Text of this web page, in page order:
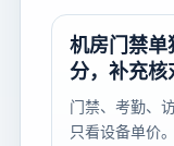
机房门禁单
分，补充
门禁、考勤、
只看设备单价